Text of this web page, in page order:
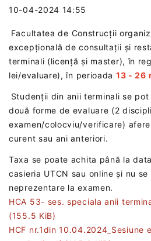
10-04-2024 14:55
Facultatea de Construcții
excepțională de consultații și
terminali (licență și master), în
lei/evaluare), în perioada 13 - 26
Studenții din anii terminali se
două forme de evaluare (2
examen/colocviu/verificare)
curent sau ani anteriori.
Taxa se poate achita până la
casieria UTCN sau online și nu
neprezentare la examen.
HCA 53- ses. speciala anii
(155.5 KiB)
HCF nr.1din 10.04.2024_Sesiune